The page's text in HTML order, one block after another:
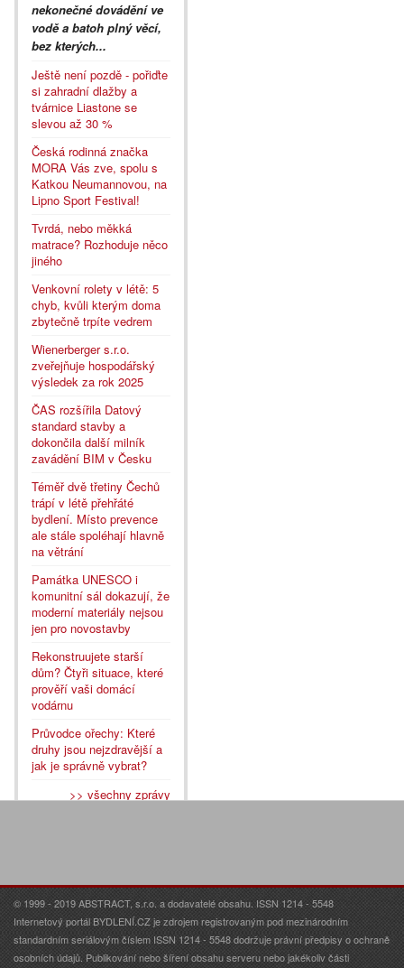
nekonečné dovádění ve
vodě a batoh plný věcí,
bez kterých...
Ještě není pozdě - pořiďte
si zahradní dlažby a
tvárnice Liastone se
slevou až 30 %
Česká rodinná značka
MORA Vás zve, spolu s
Katkou Neumannovou, na
Lipno Sport Festival!
Tvrdá, nebo měkká
matrace? Rozhoduje něco
jiného
Venkovní rolety v létě: 5
chyb, kvůli kterým doma
zbytečně trpíte vedrem
Wienerberger s.r.o.
zveřejňuje hospodářský
výsledek za rok 2025
ČAS rozšířila Datový
standard stavby a
dokončila další milník
zavádění BIM v Česku
Téměř dvě třetiny Čechů
trápí v létě přehřáté
bydlení. Místo prevence
ale stále spoléhají hlavně
na větrání
Památka UNESCO i
komunitní sál dokazují, že
moderní materiály nejsou
jen pro novostavby
Rekonstruujete starší
dům? Čtyři situace, které
prověří vaši domácí
vodárnu
Průvodce ořechy: Které
druhy jsou nejzdravější a
jak je správně vybrat?
>> všechny zprávy
© 1999 - 2019 ABSTRACT, s.r.o. a dodavatelé obsahu. ISSN 1214 - 5548
Internetový portál BYDLENÍ.CZ je zdrojem registrovaným pod mezinárodním
standardním seriálovým číslem ISSN 1214 - 5548 dodržuje právní předpisy o ochraně
osobních údajů. Publikování nebo šíření obsahu serveru nebo jakékoliv části